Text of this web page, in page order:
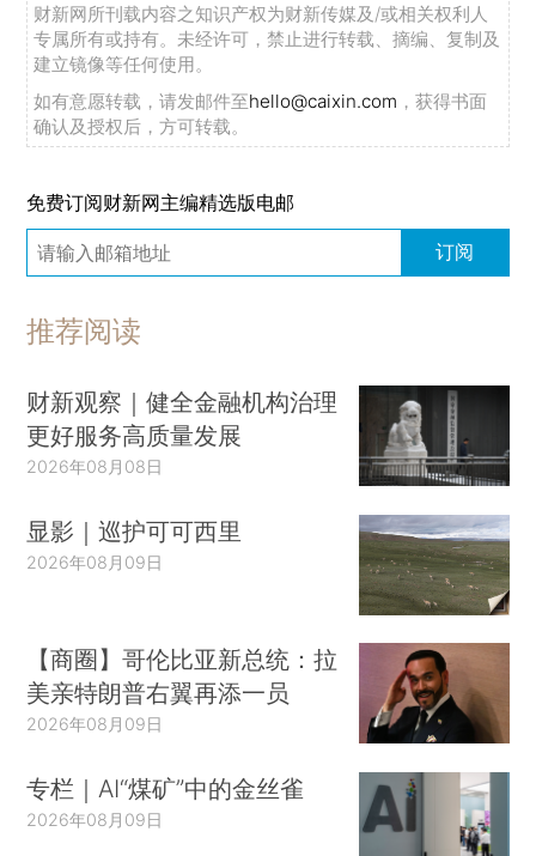
财新网所刊载内容之知识产权为财新传媒及/或相关权利人
专属所有或持有。未经许可，禁止进行转载、摘编、复制及
建立镜像等任何使用。
如有意愿转载，请发邮件至hello@caixin.com ，获得书面
确认及授权后，方可转载。
免费订阅财新网主编精选版电邮
订阅
推荐阅读
财新观察｜健全金融机构治理
更好服务高质量发展
2026年08月08日
显影｜巡护可可西里
2026年08月09日
【商圈】哥伦比亚新总统：拉
美亲特朗普右翼再添一员
2026年08月09日
专栏｜AI“煤矿”中的金丝雀
2026年08月09日